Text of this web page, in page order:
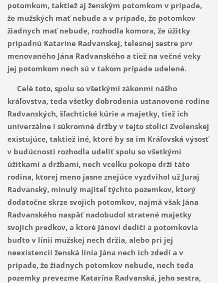
potomkom, taktiež aj ženským potomkom v prípade,
že mužských mať nebude a v prípade, že potomkov
žiadnych mať nebude, rozhodla komora, že úžitky
pripadnú Kataríne Radvanskej, telesnej sestre prv
menovaného Jána Radvanského a tiež na večné veky
jej potomkom nech sú v takom prípade udelené.
Celé toto, spolu so všetkými zákonmi nášho
kráľovstva, teda všetky dobrodenia ustanovené rodine
Radvanských, šľachtické kúrie a majetky, tiež ich
univerzálne i súkromné držby v tejto stolici Zvolenskej
existujúce, taktiež iné, ktoré by sa im Kráľovská výsosť
v budúcnosti rozhodla udeliť spolu so všetkými
úžitkami a držbami, nech vcelku pokope drží táto
rodina, ktorej meno jasne znejúce vyzdvihol už Juraj
Radvanský, minulý majiteľ týchto pozemkov, ktorý
dodatočne skrze svojich potomkov, najmä však Jána
Radvanského naspäť nadobudol stratené majetky
svojich predkov, a ktoré Jánovi dediči a potomkovia
buďto v línii mužskej nech držia, alebo pri jej
neexistencii ženská línia Jána nech ich zdedí a v
prípade, že žiadnych potomkov nebude, nech teda
pozemky prevezme Katarína Radvanská, jeho sestra,